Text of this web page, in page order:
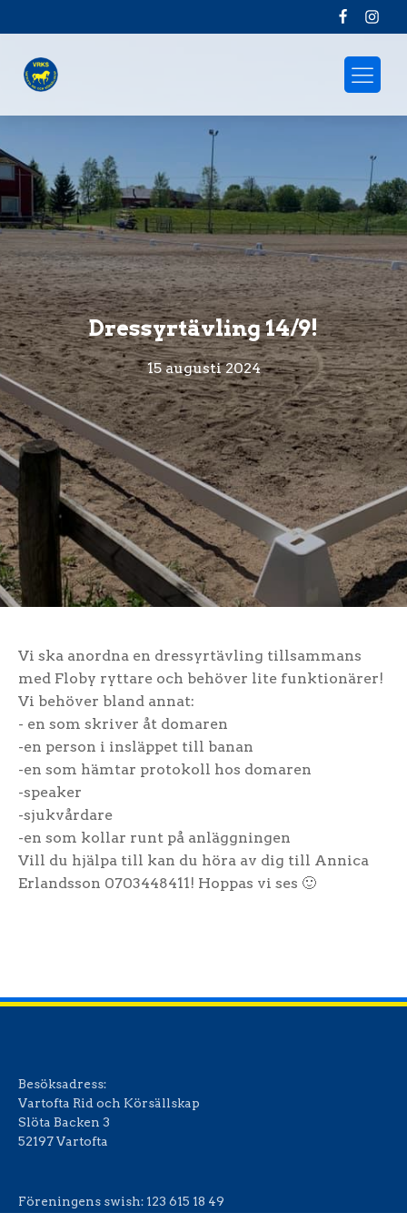
Dressyrtävling 14/9!
15 augusti 2024
Vi ska anordna en dressyrtävling tillsammans
med Floby ryttare och behöver lite funktionärer!
Vi behöver bland annat:
- en som skriver åt domaren
-en person i insläppet till banan
-en som hämtar protokoll hos domaren
-speaker
-sjukvårdare
-en som kollar runt på anläggningen
Vill du hjälpa till kan du höra av dig till Annica
Erlandsson 0703448411! Hoppas vi ses 🙂
Besöksadress:
Vartofta Rid och Körsällskap
Slöta Backen 3
52197 Vartofta
Föreningens swish: 123 615 18 49